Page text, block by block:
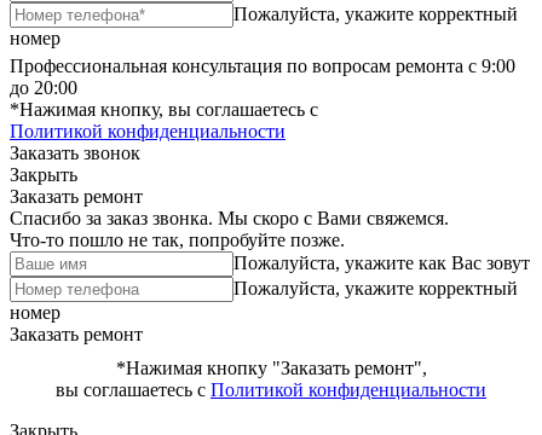
Пожалуйста, укажите корректный
номер
Профессиональная консультация по вопросам ремонта с 9:00
до 20:00
*Нажимая кнопку, вы соглашаетесь с
Политикой конфиденциальности
Заказать звонок
Закрыть
Заказать ремонт
Спасибо за заказ звонка. Мы скоро с Вами свяжемся.
Что-то пошло не так, попробуйте позже.
Пожалуйста, укажите как Вас зовут
Пожалуйста, укажите корректный
номер
Заказать ремонт
*Нажимая кнопку "Заказать ремонт",
вы соглашаетесь с Политикой конфиденциальности
Закрыть